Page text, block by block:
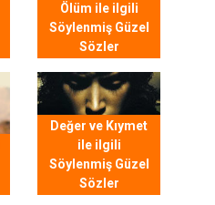
Ölüm ile ilgili
Söylenmiş Güzel
Sözler
Değer ve Kıymet
ile ilgili
Söylenmiş Güzel
Sözler